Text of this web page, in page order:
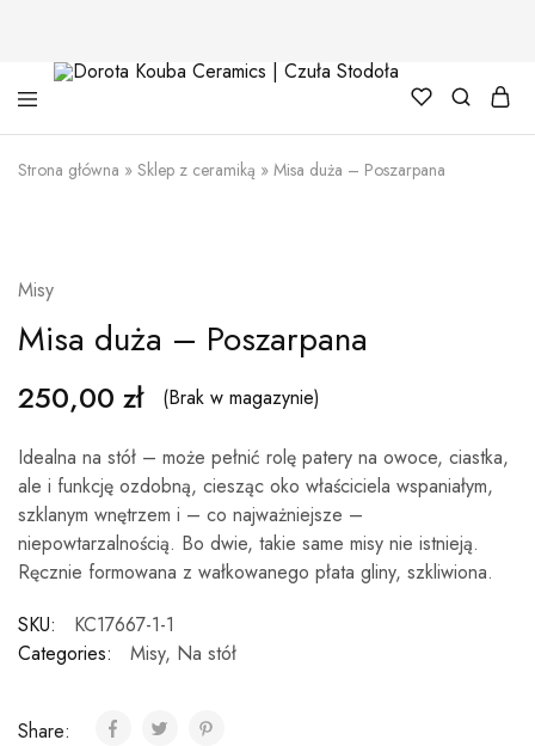
Dorota
Kouba
Ceramics
Strona główna » Sklep z ceramiką » Misa duża – Poszarpana
Misy
Misa duża – Poszarpana
250,00 zł (Brak w magazynie)
Idealna na stół – może pełnić rolę patery na owoce, ciastka,
ale i funkcję ozdobną, ciesząc oko właściciela wspaniałym,
szklanym wnętrzem i – co najważniejsze –
niepowtarzalnością. Bo dwie, takie same misy nie istnieją.
Ręcznie formowana z wałkowanego płata gliny, szkliwiona.
SKU:
KC17667-1-1
Categories:
Misy, Na stół
Share: